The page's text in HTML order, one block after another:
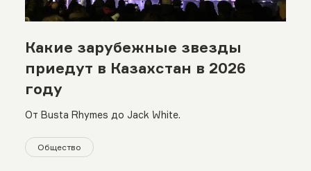
Какие зарубежные звезды
приедут в Казахстан в 2026
году
От Busta Rhymes до Jack White.
Общество